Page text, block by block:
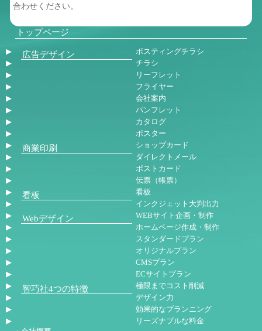
合わせください。
トップページ
広告デザイン
ポスティングチラシ
チラシ
リーフレット
フライヤー
会社案内
パンフレット
カタログ
ポスター
商業印刷
ショップカード
ダイレクトメール
ポストカード
伝票（帳票）
看板
看板
インクジェット大判出力
Webデザイン
WEBサイト企画・制作
ホームページ作成・制作
スタンダードプラン
オリジナルプラン
CMSプラン
ECサイトプラン
智巧社4つの特徴
極限までコスト削減
デザイン力
効果的なプランニング
リーズナブルな料金